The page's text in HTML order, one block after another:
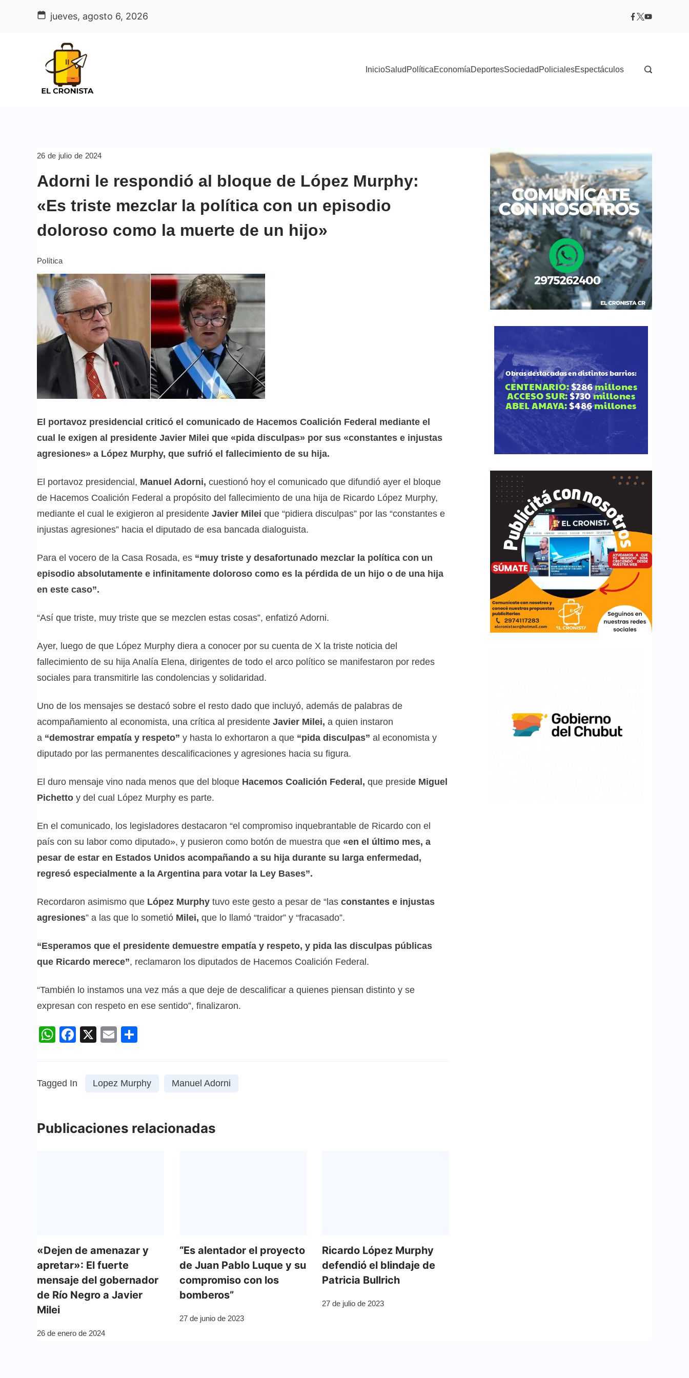
jueves, agosto 6, 2026
InicioSalud PolíticaEconomíaDeportesSociedad PolicialesEspectáculos
26 de julio de 2024
Adorni le respondió al bloque de López Murphy:
«Es triste mezclar la política con un episodio
doloroso como la muerte de un hijo»
Política
El portavoz presidencial criticó el comunicado de Hacemos Coalición Federal mediante el
cual le exigen al presidente Javier Milei que «pida disculpas» por sus «constantes e injustas
agresiones» a López Murphy, que sufrió el fallecimiento de su hija.
El portavoz presidencial, Manuel Adorni, cuestionó hoy el comunicado que difundió ayer el bloque
de Hacemos Coalición Federal a propósito del fallecimiento de una hija de Ricardo López Murphy,
mediante el cual le exigieron al presidente Javier Milei que “pidiera disculpas” por las “constantes e
injustas agresiones” hacia el diputado de esa bancada dialoguista.
Para el vocero de la Casa Rosada, es “muy triste y desafortunado mezclar la política con un
episodio absolutamente e infinitamente doloroso como es la pérdida de un hijo o de una hija
en este caso”.
“Así que triste, muy triste que se mezclen estas cosas”, enfatizó Adorni.
Ayer, luego de que López Murphy diera a conocer por su cuenta de X la triste noticia del
fallecimiento de su hija Analía Elena, dirigentes de todo el arco político se manifestaron por redes
sociales para transmitirle las condolencias y solidaridad.
Uno de los mensajes se destacó sobre el resto dado que incluyó, además de palabras de
acompañamiento al economista, una crítica al presidente Javier Milei, a quien instaron
a “demostrar empatía y respeto” y hasta lo exhortaron a que “pida disculpas” al economista y
diputado por las permanentes descalificaciones y agresiones hacia su figura.
El duro mensaje vino nada menos que del bloque Hacemos Coalición Federal, que preside Miguel
Pichetto y del cual López Murphy es parte.
En el comunicado, los legisladores destacaron “el compromiso inquebrantable de Ricardo con el
país con su labor como diputado», y pusieron como botón de muestra que «en el último mes, a
pesar de estar en Estados Unidos acompañando a su hija durante su larga enfermedad,
regresó especialmente a la Argentina para votar la Ley Bases”.
Recordaron asimismo que López Murphy tuvo este gesto a pesar de “las constantes e injustas
agresiones” a las que lo sometió Milei, que lo llamó “traidor” y “fracasado”.
“Esperamos que el presidente demuestre empatía y respeto, y pida las disculpas públicas
que Ricardo merece”, reclamaron los diputados de Hacemos Coalición Federal.
“También lo instamos una vez más a que deje de descalificar a quienes piensan distinto y se
expresan con respeto en ese sentido”, finalizaron.
WhatsApp
Facebook
X Email
Tagged In Lopez Murphy Manuel Adorni
Publicaciones relacionadas
«Dejen de amenazar y
apretar»: El fuerte
mensaje del gobernador
de Río Negro a Javier
Milei
26 de enero de 2024
“Es alentador el proyecto
de Juan Pablo Luque y su
compromiso con los
bomberos”
27 de junio de 2023
Ricardo López Murphy
defendió el blindaje de
Patricia Bullrich
27 de julio de 2023